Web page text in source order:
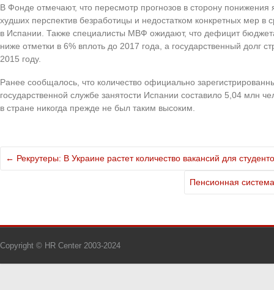
В Фонде отмечают, что пересмотр прогнозов в сторону понижения
худших перспектив безработицы и недостатком конкретных мер в
в Испании. Также специалисты МВФ ожидают, что дефицит
ниже отметки в 6% вплоть до 2017 года, а государственный долг
2015 году.
Ранее сообщалось, что количество официально
государственной службе занятости Испании составило 5,04 млн
в стране никогда прежде не был таким высоким.
← Рекрутеры: В Украине растет количество вакансий для
Пенсионная
Copyright © HR Center 2003-2024